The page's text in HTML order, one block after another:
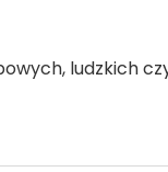
ludzkich